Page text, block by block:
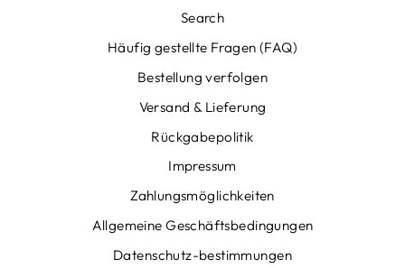
Search
Häufig gestellte Fragen (FAQ)
Bestellung verfolgen
Versand & Lieferung
Rückgabepolitik
Impressum
Zahlungsmöglichkeiten
Allgemeine Geschäftsbedingungen
Datenschutz-bestimmungen